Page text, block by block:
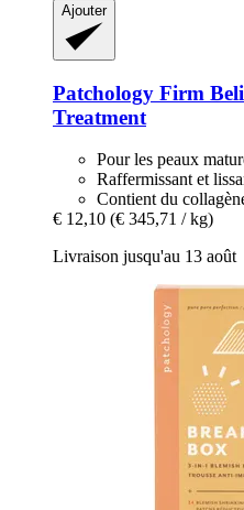
Ajouter
Patchology Firm
Treatment
Pour les peaux
Raffermissant et
Contient du
€ 12,10 (€ 345,71 / kg)
Livraison jusqu'au 13 août